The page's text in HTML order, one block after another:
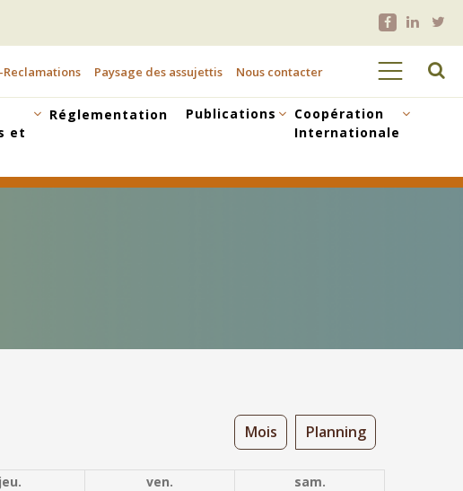
Reclamations Paysage des assujettis Nous contacter
et
Réglementation Publications
Coopération
Internationale
Mois Planning
jeu. ven. sam.